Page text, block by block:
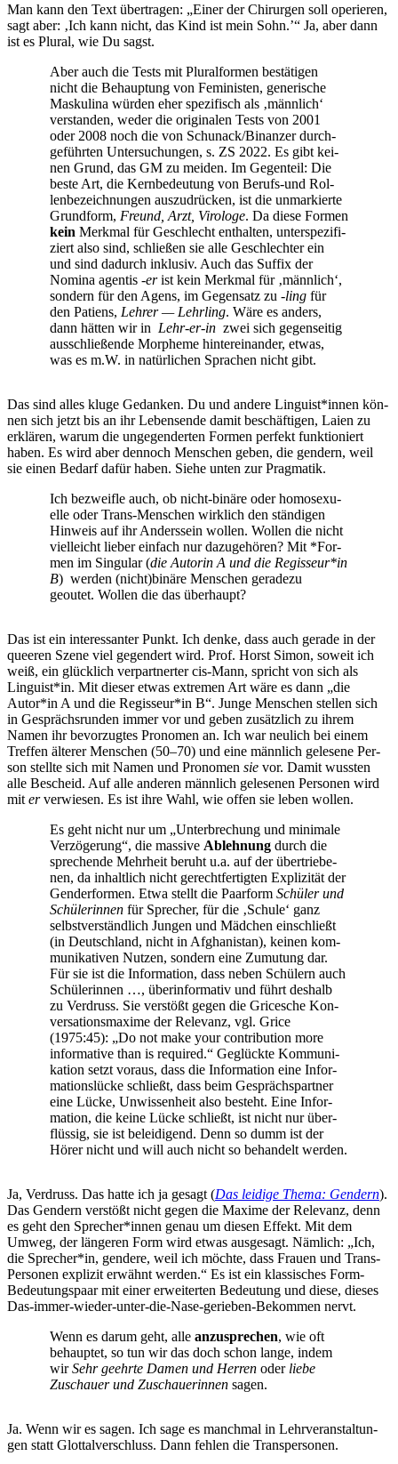
Man kann den Text über­tra­gen: „Einer der Chir­ur­gen soll ope­rie­ren,
sagt aber: ‚Ich kann nicht, das Kind ist mein Sohn.’“ Ja, aber dann
ist es Plu­ral, wie Du sagst.
Aber auch die Tests mit Plu­ral­for­men bestä­ti­gen
nicht die Behaup­tung von Femi­nis­ten, gene­ri­sche
Mas­ku­li­na wür­den eher spe­zi­fisch als ‚männ­lich‘
ver­stan­den, weder die ori­gi­na­len Tests von 2001
oder 2008 noch die von Schunack/Binanzer durch­
ge­führ­ten Unter­su­chun­gen, s. ZS 2022. Es gibt kei­
nen Grund, das GM zu mei­den. Im Gegen­teil: Die
bes­te Art, die Kern­be­deu­tung von Berufs-und Rol­
len­be­zeich­nun­gen aus­zu­drü­cken, ist die unmar­kier­te
Grund­form, Freund, Arzt, Viro­lo­ge. Da die­se For­men
kein Merk­mal für Geschlecht ent­hal­ten, unter­spe­zi­fi­
ziert also sind, schlie­ßen sie alle Geschlech­ter ein
und sind dadurch inklu­siv. Auch das Suf­fix der
Nomi­na agen­tis -erist kein Merk­mal für ‚männ­lich‘,
son­dern für den Agens, im Gegen­satz zu -ling für
den Pati­ens, Leh­rer — Lehr­ling. Wäre es anders,
dann hät­ten wir in Lehr-er-in zwei sich gegen­sei­tig
aus­schlie­ßen­de Mor­phe­me hin­ter­ein­an­der, etwas,
was es m.W. in natür­li­chen Spra­chen nicht gibt.
Das sind alles klu­ge Gedan­ken. Du und ande­re Linguist*innen kön­
nen sich jetzt bis an ihr Lebens­en­de damit beschäf­ti­gen, Lai­en zu
erklä­ren, war­um die unge­gen­der­ten For­men per­fekt funk­tio­niert
haben. Es wird aber den­noch Men­schen geben, die gen­dern, weil
sie einen Bedarf dafür haben. Sie­he unten zur Pragmatik.
Ich bezweif­le auch, ob nicht-binä­re oder homo­se­xu­
el­le oder Trans-Men­schen wirk­lich den stän­di­gen
Hin­weis auf ihr Anders­sein wol­len. Wol­len die nicht
viel­leicht lie­ber ein­fach nur dazu­ge­hö­ren? Mit *For­
men im Sin­gu­lar (die Autorin A und die Regisseur*in
B) wer­den (nicht)binäre Men­schen gera­de­zu
geoutet. Wol­len die das überhaupt?
Das ist ein inter­es­san­ter Punkt. Ich den­ke, dass auch gera­de in der
quee­ren Sze­ne viel gegen­dert wird. Prof. Horst Simon, soweit ich
weiß, ein glück­lich ver­part­ner­ter cis-Mann, spricht von sich als
Linguist*in. Mit die­ser etwas extre­men Art wäre es dann „die
Autor*in A und die Regisseur*in B“. Jun­ge Men­schen stel­len sich
in Gesprächs­run­den immer vor und geben zusätz­lich zu ihrem
Namen ihr bevor­zug­tes Pro­no­men an. Ich war neu­lich bei einem
Tref­fen älte­rer Men­schen (50–70) und eine männ­lich gele­se­ne Per­
son stell­te sich mit Namen und Pro­no­men sie vor. Damit wuss­ten
alle Bescheid. Auf alle ande­ren männ­lich gele­se­nen Per­so­nen wird
mit erver­wie­sen. Es ist ihre Wahl, wie offen sie leben wollen.
Es geht nicht nur um „Unter­bre­chung und mini­ma­le
Ver­zö­ge­rung“, die mas­si­ve Ableh­nung durch die
spre­chen­de Mehr­heit beruht u.a. auf der über­trie­be­
nen, da inhalt­lich nicht gerecht­fer­tig­ten Expli­zi­tät der
Gen­der­for­men. Etwa stellt die Paar­form Schü­ler und
Schü­le­rin­nen für Spre­cher, für die ‚Schu­le‘ ganz
selbst­ver­ständ­lich Jun­gen und Mäd­chen ein­schließt
(in Deutsch­land, nicht in Afgha­ni­stan), kei­nen kom­
mu­ni­ka­ti­ven Nut­zen, son­dern eine Zumu­tung dar.
Für sie ist die Infor­ma­ti­on, dass neben Schü­lern auch
Schü­le­rin­nen …, über­in­for­ma­tiv und führt des­halb
zu Ver­druss. Sie ver­stößt gegen die Gri­ce­sche Kon­
ver­sa­ti­ons­ma­xi­me der Rele­vanz, vgl. Gri­ce
(1975:45): „Do not make your con­tri­bu­ti­on more
infor­ma­ti­ve than is requi­red.“ Geglück­te Kom­mu­ni­
ka­ti­on setzt vor­aus, dass die Infor­ma­ti­on eine Infor­
ma­ti­ons­lü­cke schließt, dass beim Gesprächs­part­ner
eine Lücke, Unwis­sen­heit also besteht. Eine Infor­
ma­ti­on, die kei­ne Lücke schließt, ist nicht nur über­
flüs­sig, sie ist belei­di­gend. Denn so dumm ist der
Hörer nicht und will auch nicht so behan­delt werden.
Ja, Ver­druss. Das hat­te ich ja gesagt (Das lei­di­ge The­ma: Gen­dern).
Das Gen­dern ver­stößt nicht gegen die Maxi­me der Rele­vanz, denn
es geht den Sprecher*innen genau um die­sen Effekt. Mit dem
Umweg, der län­ge­ren Form wird etwas aus­ge­sagt. Näm­lich: „Ich,
die Sprecher*in, gen­de­re, weil ich möch­te, dass Frau­en und Trans-
Per­so­nen expli­zit erwähnt wer­den.“ Es ist ein klas­si­sches Form-
Bedeu­tungs­paar mit einer erwei­ter­ten Bedeu­tung und die­se, die­ses
Das-immer-wie­der-unter-die-Nase-gerie­ben-Bekom­men nervt.
Wenn es dar­um geht, alle anzu­spre­chen, wie oft
behaup­tet, so tun wir das doch schon lan­ge, indem
wirSehr geehr­te Damen und Her­ren oder lie­be
Zuschau­er und Zuschaue­rin­nen sagen.
Ja. Wenn wir es sagen. Ich sage es manch­mal in Lehr­ver­an­stal­tun­
gen statt Glot­tal­ver­schluss. Dann feh­len die Transpersonen.